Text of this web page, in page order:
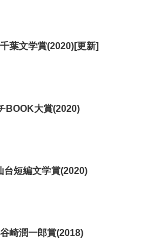
葉文学賞(2020)[更新]
BOOK大賞(2020)
台短編文学賞(2020)
崎潤一郎賞(2018)